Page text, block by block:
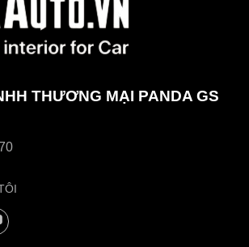
THƯƠNG MẠI PANDA GS